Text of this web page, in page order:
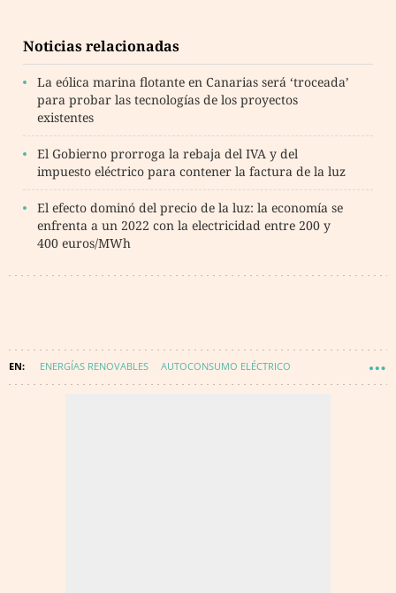
Noticias relacionadas
La eólica marina flotante en Canarias será ‘troceada’
para probar las tecnologías de los proyectos
existentes
El Gobierno prorroga la rebaja del IVA y del
impuesto eléctrico para contener la factura de la luz
El efecto dominó del precio de la luz: la economía se
enfrenta a un 2022 con la electricidad entre 200 y
400 euros/MWh
ENERGÍAS RENOVABLES AUTOCONSUMO ELÉCTRICO